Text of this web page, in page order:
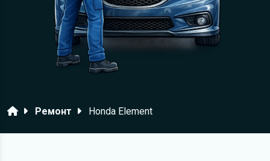
ГоловнаРемонт Honda Element